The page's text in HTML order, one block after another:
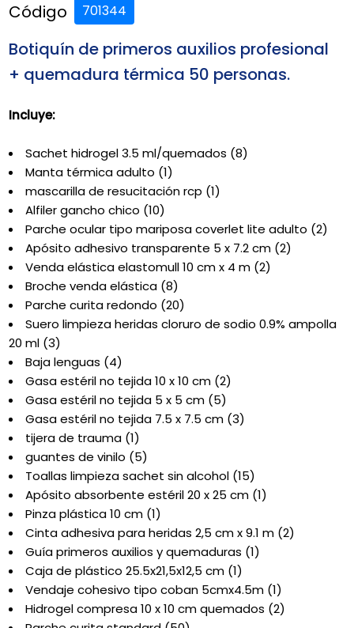
Código 701344
Botiquín de primeros auxilios profesional
+ quemadura térmica 50 personas.
Incluye:
Sachet hidrogel 3.5 ml/quemados (8)
Manta térmica adulto (1)
mascarilla de resucitación rcp (1)
Alfiler gancho chico (10)
Parche ocular tipo mariposa coverlet lite adulto (2)
Apósito adhesivo transparente 5 x 7.2 cm (2)
Venda elástica elastomull 10 cm x 4 m (2)
Broche venda elástica (8)
Parche curita redondo (20)
Suero limpieza heridas cloruro de sodio 0.9% ampolla
20 ml (3)
Baja lenguas (4)
Gasa estéril no tejida 10 x 10 cm (2)
Gasa estéril no tejida 5 x 5 cm (5)
Gasa estéril no tejida 7.5 x 7.5 cm (3)
tijera de trauma (1)
guantes de vinilo (5)
Toallas limpieza sachet sin alcohol (15)
Apósito absorbente estéril 20 x 25 cm (1)
Pinza plástica 10 cm (1)
Cinta adhesiva para heridas 2,5 cm x 9.1 m (2)
Guía primeros auxilios y quemaduras (1)
Caja de plástico 25.5x21,5x12,5 cm (1)
Vendaje cohesivo tipo coban 5cmx4.5m (1)
Hidrogel compresa 10 x 10 cm quemados (2)